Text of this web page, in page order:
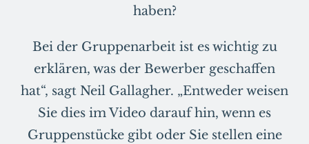
haben?
Bei der Gruppenarbeit ist es wichtig zu
erklären, was der Bewerber geschaffen
hat“, sagt Neil Gallagher. „Entweder weisen
Sie dies im Video darauf hin, wenn es
Gruppenstücke gibt oder Sie stellen eine